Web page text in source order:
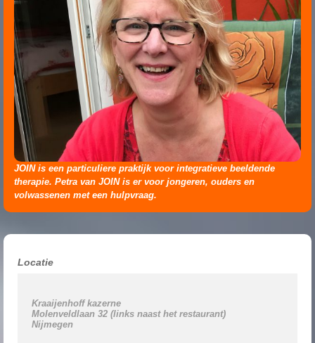
JOIN is een particuliere praktijk voor integratieve beeldende
therapie. Petra van JOIN is er voor jongeren, ouders en
volwassenen met een hulpvraag.
Locatie
Kraaijenhoff kazerne
Molenveldlaan 32 (links naast het restaurant)
Nijmegen